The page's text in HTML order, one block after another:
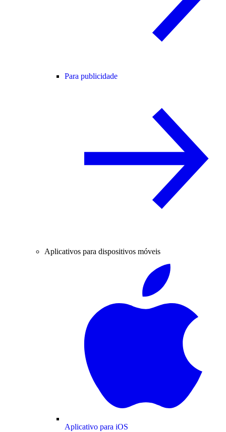
Para publicidade
Aplicativos para dispositivos móveis
Aplicativo para iOS